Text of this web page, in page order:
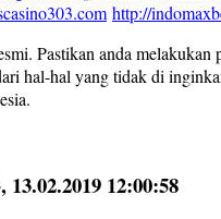
http://
Pastikan anda melakukan
hal-hal yang tidak di
, 13.02.2019 12:00:58